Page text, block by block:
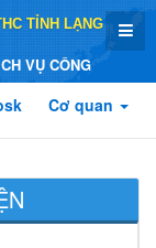
TỈNH LẠNG
VỤ CÔNG
Cơ quan